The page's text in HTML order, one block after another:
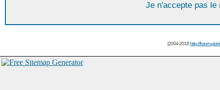
Je n'accepte pas le
[2004-2018http://